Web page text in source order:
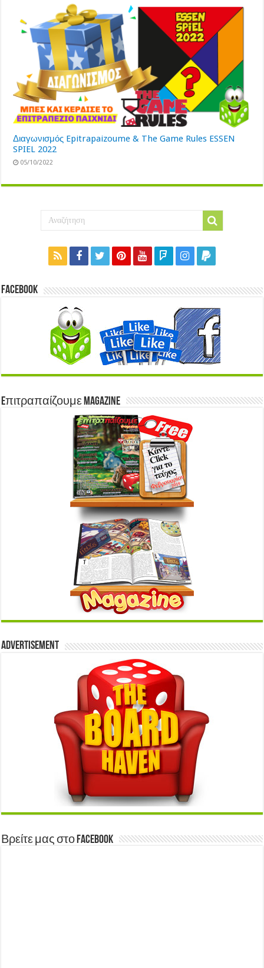
Διαγωνισμός Epitrapaizoume & The Game Rules ESSEN
SPIEL 2022
05/10/2022
Facebook
Eπιτραπαίζουμε Magazine
Advertisement
Βρείτε μας στο Facebook